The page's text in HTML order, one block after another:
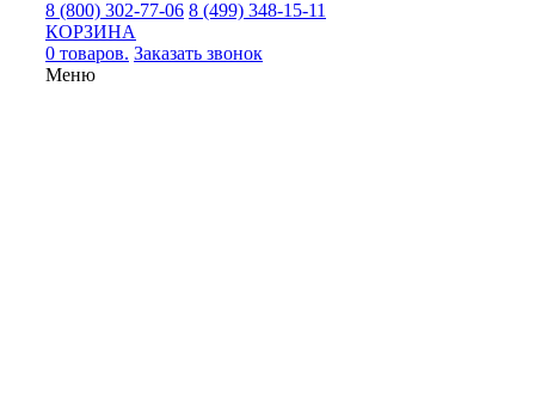
8 (800) 302-77-06 8 (499) 348-15-11
КОРЗИНА
0 товаров. Заказать звонок
Меню